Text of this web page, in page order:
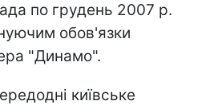
по грудень 2007 р.
обов'язки
"Динамо".
київське